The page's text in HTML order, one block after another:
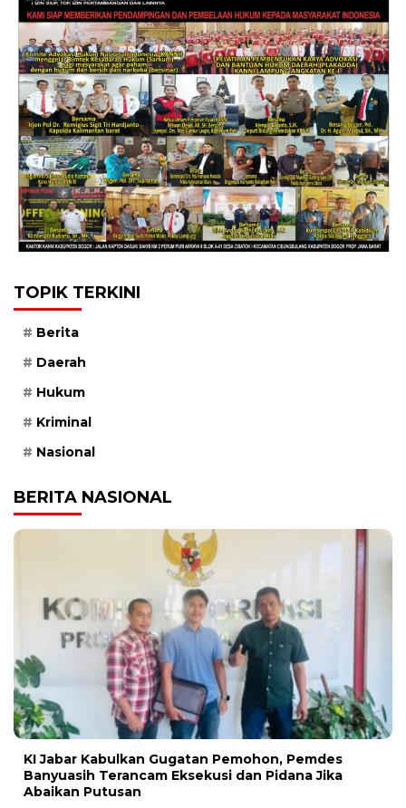
TOPIK TERKINI
Berita
Daerah
Hukum
Kriminal
Nasional
BERITA NASIONAL
KI Jabar Kabulkan Gugatan Pemohon, Pemdes
Banyuasih Terancam Eksekusi dan Pidana Jika
Abaikan Putusan